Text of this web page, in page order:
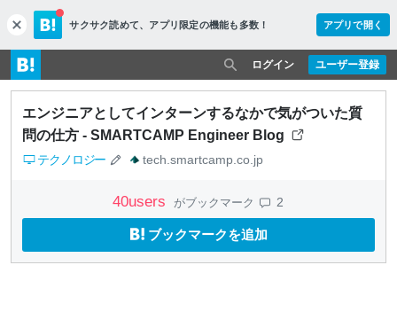
c
l
o
s
e
サクサク読めて、 アプリ限定の機能も多数！ アプリで開く
ユーザー登録
ログイン
エンジニアとしてインターンするなかで気がついた質
問の仕方 - SMARTCAMP Engineer Blog
テクノロジー tech.smartcamp.co.jp
40users がブックマーク 2
ブックマークを追加